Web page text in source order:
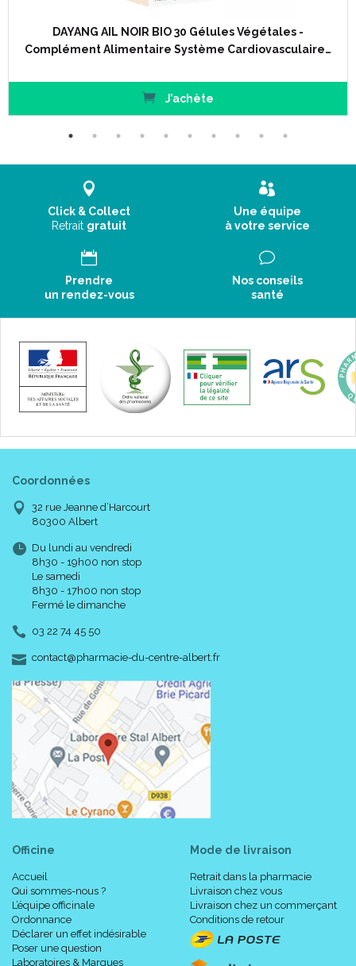
DAYANG AIL NOIR BIO 30 Gélules Végétales -
Complément Alimentaire Système Cardiovasculaire…
J’achète
Click & Collect
Retrait gratuit
Une équipe
à votre service
Prendre
un rendez-vous
Nos conseils
santé
Coordonnées
32 rue Jeanne d’Harcourt
80300 Albert
Du lundi au vendredi
8h30 - 19h00 non stop
Le samedi
8h30 - 17h00 non stop
Fermé le dimanche
03 22 74 45 50
contact-
@-
pharmacie-du-centre-albert.fr
Officine
Accueil
Qui sommes-nous ?
L’équipe officinale
Ordonnance
Déclarer un effet indésirable
Poser une question
Laboratoires & Marques
Mode de livraison
Retrait dans la pharmacie
Livraison chez vous
Livraison chez un commerçant
Conditions de retour